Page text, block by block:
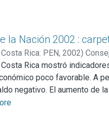
la Nación 2002 :
Rica: PEN, 2002)
Rica mostró
poco favorable. A
negativo. El aumento de
amplía las distancias entre